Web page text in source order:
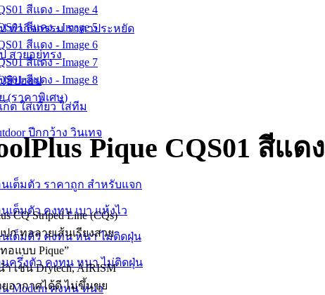
ทำกิจกรรม ราคาประหยัด
สวยอยู่ทรง
ฮิปฮอป
ต ใส่เที่ยว ใส่ทีม
ปีกกว้าง วินเทจ
นเต็มตัว ราคาถูก สำหรับแจก
เต็มตัว คงทน เบา แห้งไว
นเต็มตัว คงทน หนา ไม่ติดฝุ่น
นครึ่งตัว คงทน หนา ไม่ติดฝุ่น
Modern คงทน หนา
(ราคาพิเศษ)
Pique CQS01 สีแดง
CQ Striped Line (CQs)
ก ทอลายเส้นเรียงสวย
อแบบ Pique”
เช่น Drytech, AIRISM
ยอากาศได้ดี ไม่ขึ้นขุย